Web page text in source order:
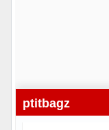
ptitbagz